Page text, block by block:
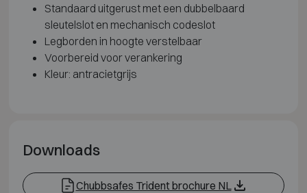
Standaard uitgerust met een dubbelbaard
sleutelslot en mechanisch codeslot
Legborden in hoogte verstelbaar
Voorbereid voor verankering
Kleur: antracietgrijs
Downloads
Chubbsafes Trident brochure NL